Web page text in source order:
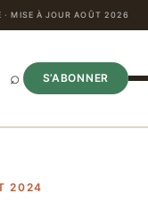
· MISE À JOUR AOÛT 2026
⌕ S’ABONNER
2024